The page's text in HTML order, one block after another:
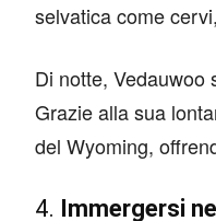
selvatica come
Di notte, Vedauwoo
Grazie alla sua
del Wyoming,
4. Immergersi